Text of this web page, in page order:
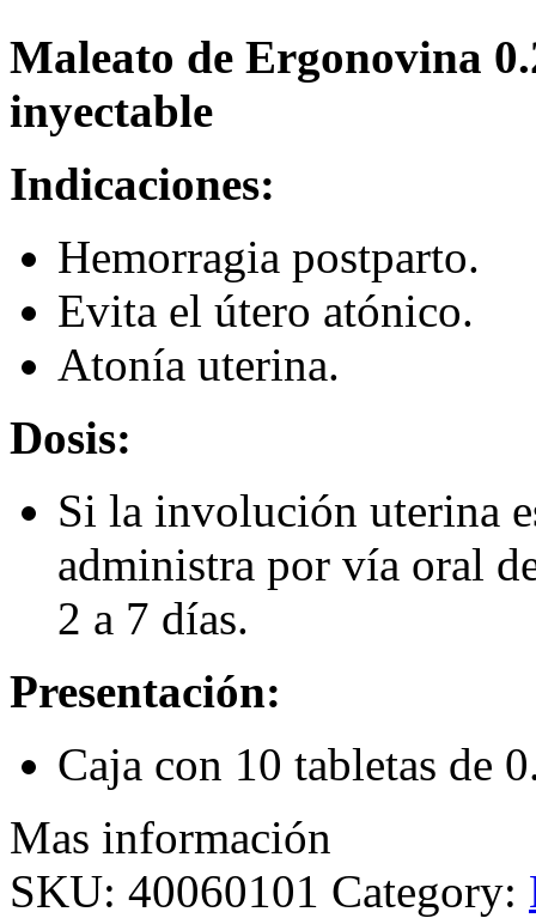
Maleato de Ergonovina
inyectable
Indicaciones:
Hemorragia postparto.
Evita el útero atónico.
Atonía uterina.
Dosis:
Si la involución uterina
administra por vía oral
2 a 7 días.
Presentación:
Caja con 10 tabletas de
Mas información
SKU: 40060101 Category: